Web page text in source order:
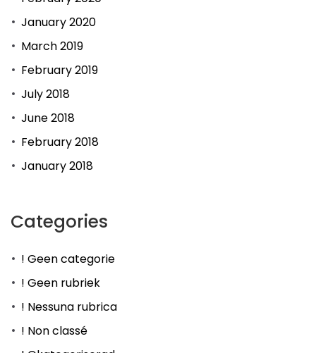
January 2020
March 2019
February 2019
July 2018
June 2018
February 2018
January 2018
Categories
! Geen categorie
! Geen rubriek
! Nessuna rubrica
! Non classé